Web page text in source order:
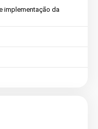
implementação da